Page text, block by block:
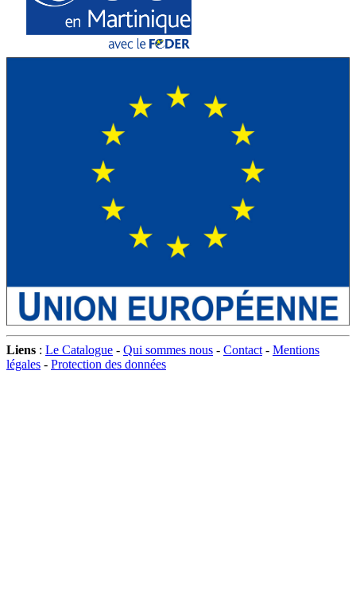
Liens : Le Catalogue - Qui sommes nous - Contact - Mentions
légales - Protection des données